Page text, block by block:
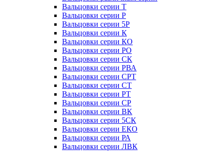
Вальцовки серии Т
Вальцовки серии Р
Вальцовки серии 5Р
Вальцовки серии К
Вальцовки серии КО
Вальцовки серии РО
Вальцовки серии СК
Вальцовки серии РВА
Вальцовки серии СРТ
Вальцовки серии СТ
Вальцовки серии РТ
Вальцовки серии СР
Вальцовки серии ВК
Вальцовки серии 5СК
Вальцовки серии ЕКО
Вальцовки серии РА
Вальцовки серии ЛВК